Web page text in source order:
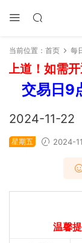
当前位置： 首页 每
道！如需开
交易日9
2024-11-22
星期五 2024-
温馨